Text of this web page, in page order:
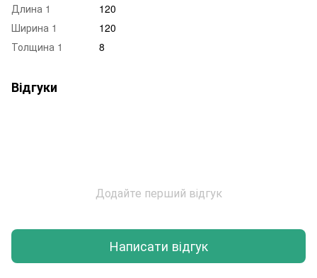
Длина 1
120
Ширина 1
120
Толщина 1
8
Відгуки
Додайте перший відгук
Написати відгук